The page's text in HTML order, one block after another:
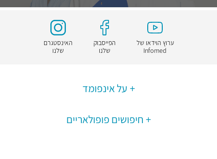
ערוץ הוידאו של
Infomed
הפייסבוק
שלנו
האינסטגרם
שלנו
על אינפומד
חיפושים פופולאריים